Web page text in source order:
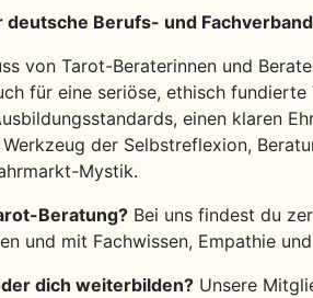
deutsche Berufs- und
von Tarot-Beraterinnen und
für eine seriöse, ethisch
einen klaren
der Selbstreflexion,
Mystik.
Beratung? Bei uns findest du
und mit Fachwissen, Empathie
dich weiterbilden? Unsere